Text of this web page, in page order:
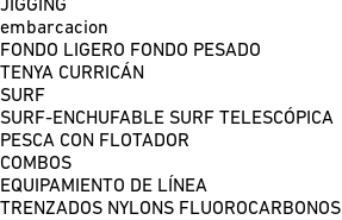
JIGGING
embarcacion
FONDO LIGERO FONDO PESADO
TENYA CURRICÁN
SURF
SURF-ENCHUFABLE SURF TELESCÓPICA
PESCA CON FLOTADOR
COMBOS
EQUIPAMIENTO DE LÍNEA
TRENZADOS NYLONS FLUOROCARBONOS